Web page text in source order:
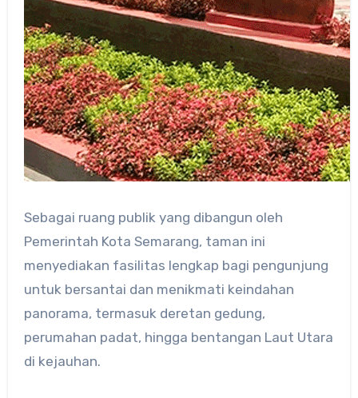
Sebagai ruang publik yang dibangun oleh
Pemerintah Kota Semarang, taman ini
menyediakan fasilitas lengkap bagi pengunjung
untuk bersantai dan menikmati keindahan
panorama, termasuk deretan gedung,
perumahan padat, hingga bentangan Laut Utara
di kejauhan.